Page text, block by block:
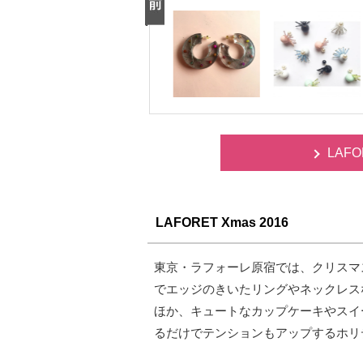
LAFORET Xmas 2016
東京・ラフォーレ原宿では、クリス
でエッジのきいたリングやネックレ
ほか、キュートなカップケーキやス
るだけでテンションもアップするホ